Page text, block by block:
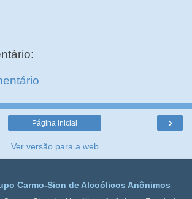
›
Página inicial
Ver versão para a web
Carmo-Sion de Alcoólicos Anônimos